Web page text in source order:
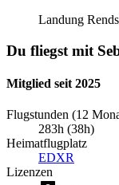
Landung
Du fliegst mit
Mitglied seit 2025
Flugstunden (12
283h (38h)
Heimatflugplatz
EDXR
Lizenzen